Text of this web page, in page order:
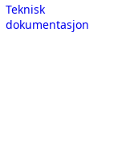
Teknisk
dokumentasjon